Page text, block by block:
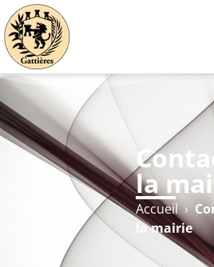
la
Accueil›
la mairie